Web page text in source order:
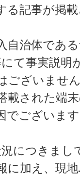
る記事が掲
自治体であ
て事実説
ございませ
載された端
でございま
につきまし
に加え、現